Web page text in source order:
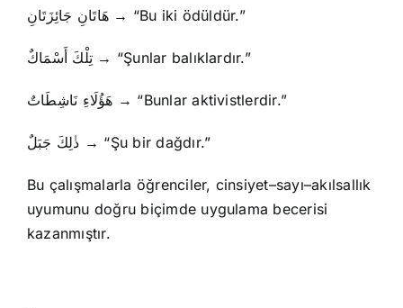
هَاتَانِ جَائِزَتَانِ → “Bu iki ödüldür.”
تِلْكَ أَسْمَاكٌ → “Şunlar balıklardır.”
هَؤُلَاءِ نَاشِطَاتٌ → “Bunlar aktivistlerdir.”
ذٰلِكَ جَبَلٌ → “Şu bir dağdır.”
Bu çalışmalarla öğrenciler, cinsiyet–sayı–akılsallık
uyumunu doğru biçimde uygulama becerisi
kazanmıştır.